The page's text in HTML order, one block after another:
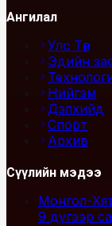
Ангилал
Улс Төр
Эдийн
Нийгэм
Дэлхийд
Спорт
Архив
Сүүлийн мэдээ
Монгол-
9 дүгээр